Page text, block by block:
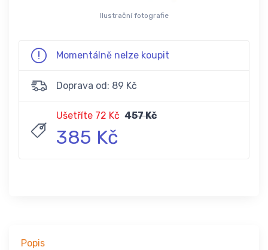
Ilustrační fotografie
Momentálně nelze koupit
Doprava od: 89 Kč
Ušetříte 72 Kč 457 Kč
385 Kč
Popis